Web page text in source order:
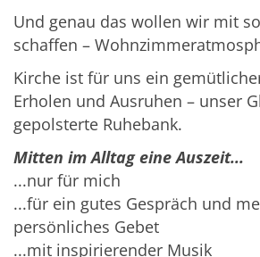
Und genau das wollen wir mit
schaffen –
Kirche ist für uns ein
Erholen und Ausruhen – unser
gepolsterte Ruhebank.
Mitten im Alltag eine Auszeit...
...nur für mich
...für ein gutes Gespräch und
persönliches Gebet
...mit inspirierender Musik